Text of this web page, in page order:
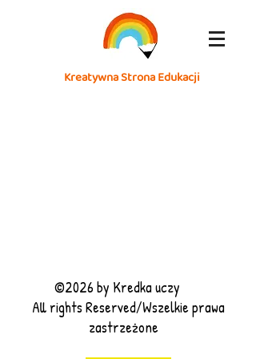
Kreatywna Strona Edukacji
©2026 by Kredka uczy
All rights Reserved/Wszelkie prawa
zastrzeżone